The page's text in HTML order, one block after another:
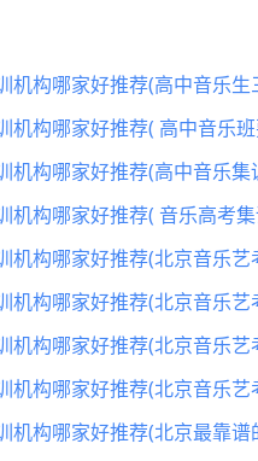
机构哪家好推荐(高中音乐生
机构哪家好推荐( 高中音乐
机构哪家好推荐(高中音乐集
机构哪家好推荐( 音乐高考
机构哪家好推荐(北京音乐
机构哪家好推荐(北京音乐
机构哪家好推荐(北京音乐
机构哪家好推荐(北京音乐艺
机构哪家好推荐(北京最靠